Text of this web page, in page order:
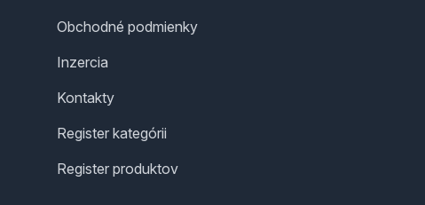
Obchodné podmienky
Inzercia
Kontakty
Register kategórii
Register produktov